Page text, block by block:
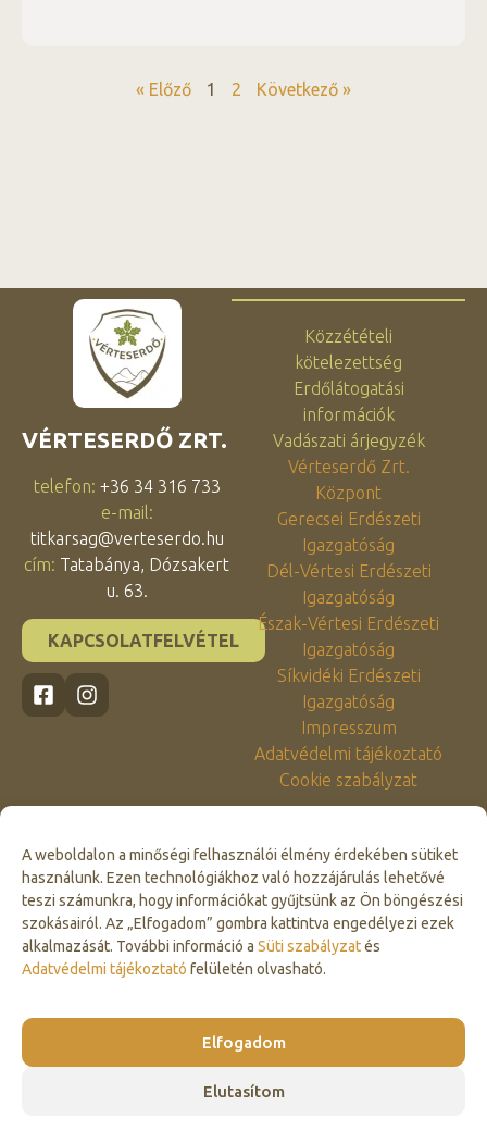
A weboldalon a minőségi felhasználói élmény érdekében sütiket
használunk. Ezen technológiákhoz való hozzájárulás lehetővé
teszi számunkra, hogy információkat gyűjtsünk az Ön böngészési
szokásairól. Az „Elfogadom” gombra kattintva engedélyezi ezek
alkalmazását. További információ a Süti szabályzatés
Adatvédelmi tájékoztató felületén olvasható.
Elfogadom
Elutasítom
« Előző 1 2 Következő »
Click to accept marketing cookies and
VÉRTESERDŐ ZRT.
telefon: +36 34 316 733
e-mail:
titkarsag@verteserdo.hu
cím: Tatabánya, Dózsakert
u. 63.
KAPCSOLATFELVÉTEL
Közzétételi
kötelezettség
Erdőlátogatási
információk
Vadászati árjegyzék
Vérteserdő Zrt.
Központ
Gerecsei Erdészeti
Igazgatóság
Dél-Vértesi Erdészeti
Igazgatóság
Észak-Vértesi Erdészeti
Igazgatóság
Síkvidéki Erdészeti
Igazgatóság
Impresszum
Adatvédelmi tájékoztató
Cookie szabályzat